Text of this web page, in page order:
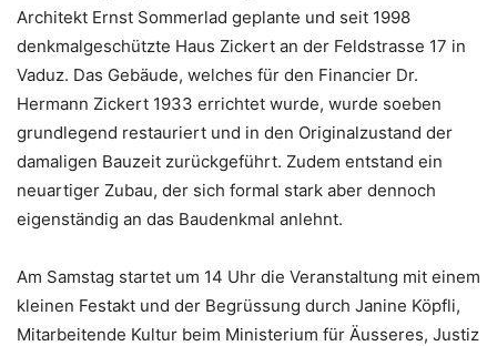
Architekt Ernst Sommerlad geplante und seit 1998
denkmalgeschützte Haus Zickert an der Feldstrasse 17 in
Vaduz. Das Gebäude, welches für den Financier Dr.
Hermann Zickert 1933 errichtet wurde, wurde soeben
grundlegend restauriert und in den Originalzustand der
damaligen Bauzeit zurückgeführt. Zudem entstand ein
neuartiger Zubau, der sich formal stark aber dennoch
eigenständig an das Baudenkmal anlehnt.
Am Samstag startet um 14 Uhr die Veranstaltung mit einem
kleinen Festakt und der Begrüssung durch Janine Köpfli,
Mitarbeitende Kultur beim Ministerium für Äusseres, Justiz